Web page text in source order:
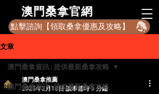
​澳門桑拿官網
點擊諮詢【領取桑拿優惠及攻略】
文章
澳門桑拿資訊 | 提供最新桑拿攻略
澳門桑拿資訊 | 提供最新桑拿攻略
澳門桑拿推薦
2025年2月18日 讀畢需時 3 分鐘